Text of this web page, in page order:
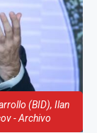
(BID), Ilan
- Archivo